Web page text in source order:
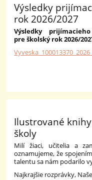
Výsledky
rok 2026/2027
Výsledky
pre školský rok 2026/
Ilustrované
školy
Milí žiaci, učitelia a
oznamujeme, že
talentu sa nám podarilo
Najkrajšie rozprávky,